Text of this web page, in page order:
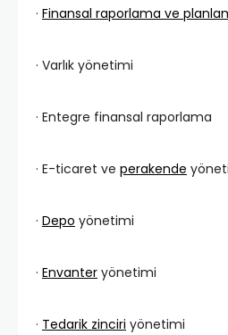
· Finansal raporlama ve
· Varlık yönetimi
· Entegre finansal raporlama
· E-ticaret ve perakende
· Depo yönetimi
· Envanter yönetimi
· Tedarik zinciri yönetimi